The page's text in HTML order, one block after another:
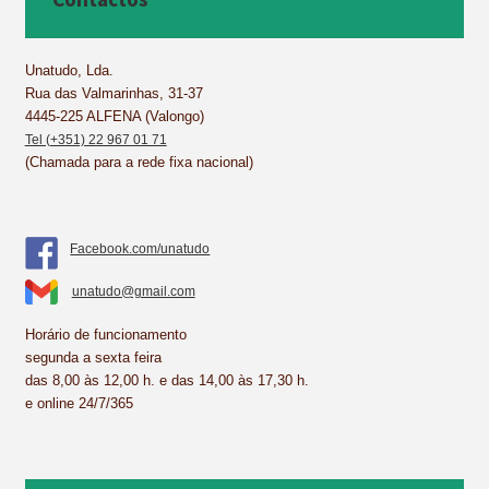
o
k
e
s
t
I
p
Unatudo, Lda.
Rua das Valmarinhas, 31-37
4445-225 ALFENA (Valongo)
Tel (+351) 22 967 01 71
(Chamada para a rede fixa nacional)
Facebook.com/unatudo
unatudo@gmail.com
Horário de funcionamento
segunda a sexta feira
das 8,00 às 12,00 h. e das 14,00 às 17,30 h.
e online 24/7/365